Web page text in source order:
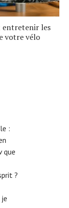
entretenir les
votre vélo
:
que
?
je